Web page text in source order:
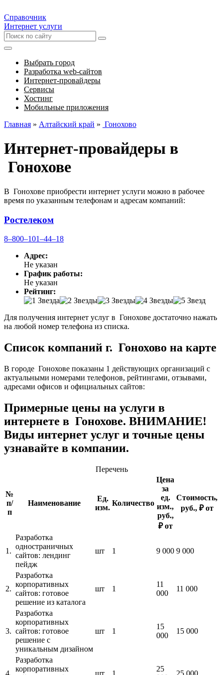
Справочник
Интернет услуги
Выбрать город
Разработка web-сайтов
Интернет-провайдеры
Сервисы
Хостинг
Мобильные приложения
Главная » Алтайский край » Гонохово
Интернет-провайдеры в
Гонохове
В Гонохове приобрести интернет услуги можно в рабочее
время по указанным телефонам и адресам компаний:
Ростелеком
8‒800‒101‒44‒18
Адрес:
Не указан
График работы:
Не указан
Рейтинг:
Для получения интернет услуг в Гонохове достаточно нажать
на любой номер телефона из списка.
Список компаний г. Гонохово на карте
В городе Гонохове показаны 1 действующих организаций с
актуальными номерами телефонов, рейтингами, отзывами,
адресами офисов и официальных сайтов:
Примерные цены на услуги в
интернете в Гонохове. ВНИМАНИЕ!
Виды интернет услуг и точные цены
узнавайте в компании.
Перечень
№
п/
п
Наименование
Ед.
изм.
Количество
Цена
за
ед.
изм.,
руб.,
₽ от
Стоимость,
руб., ₽ от
1.
Разработка
одностраничных
сайтов: лендинг
пейдж
шт 1 9 000 9 000
2.
Разработка
корпоративных
сайтов: готовое
решение из каталога
шт 1
11
000
11 000
3.
Разработка
корпоративных
сайтов: готовое
решение с
уникальным дизайном
шт 1
15
000
15 000
4.
Разработка
корпоративных
шт 1
25
25 000